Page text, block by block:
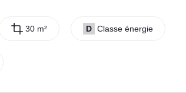
30 m² D Classe énergie